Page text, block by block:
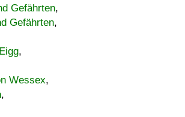
Gefährten,
Gefährten,
,
Wessex,
,